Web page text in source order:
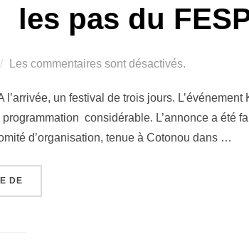
pas du
Les commentaires sont désactivés.
un festival de trois jours. L’événement
considérable. L’annonce a été
d’organisation, tenue à Cotonou dans …
DE